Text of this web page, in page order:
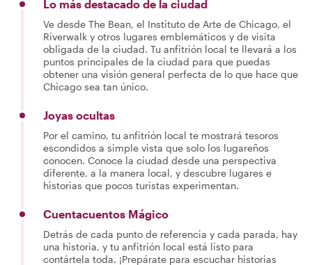
Lo más destacado de la ciudad
Ve desde The Bean, el Instituto de Arte de Chicago, el
Riverwalk y otros lugares emblemáticos y de visita
obligada de la ciudad. Tu anfitrión local te llevará a los
puntos principales de la ciudad para que puedas
obtener una visión general perfecta de lo que hace que
Chicago sea tan único.
Joyas ocultas
Por el camino, tu anfitrión local te mostrará tesoros
escondidos a simple vista que solo los lugareños
conocen. Conoce la ciudad desde una perspectiva
diferente, a la manera local, y descubre lugares e
historias que pocos turistas experimentan.
Cuentacuentos Mágico
Detrás de cada punto de referencia y cada parada, hay
una historia, y tu anfitrión local está listo para
contártela toda. ¡Prepárate para escuchar historias